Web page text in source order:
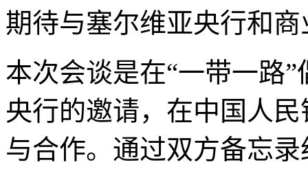
期待与塞尔维亚央行和
本次会谈是在“一带一路
央行的邀请，在中国人
与合作。通过双方备忘